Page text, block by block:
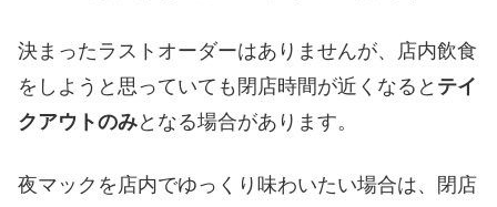
決まったラストオーダーはありませんが、店内飲食
をしようと思っていても閉店時間が近くなると テイ
クアウトのみとなる場合があります。
夜マックを店内でゆっくり味わいたい場合は、閉店